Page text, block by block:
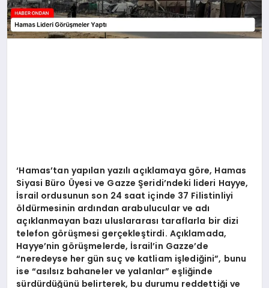
‘Hamas’tan yapılan yazılı açıklamaya göre, Hamas
Siyasi Büro Üyesi ve Gazze Şeridi’ndeki lideri Hayye,
İsrail ordusunun son 24 saat içinde 37 Filistinliyi
öldürmesinin ardından arabulucular ve adı
açıklanmayan bazı uluslararası taraflarla bir dizi
telefon görüşmesi gerçekleştirdi. Açıklamada,
Hayye’nin görüşmelerde, İsrail’in Gazze’de
“neredeyse her gün suç ve katliam işlediğini”, bunu
ise “asılsız bahaneler ve yalanlar” eşliğinde
sürdürdüğünü belirterek, bu durumu reddettiği ve